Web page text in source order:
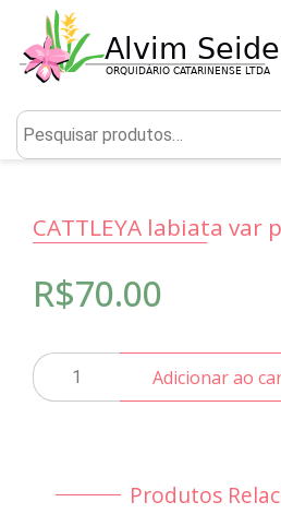
CATTLEYA labiata var
R$70.00
CATTLEYA
labiata
Adicionar ao
Produtos